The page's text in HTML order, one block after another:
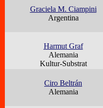
Graciela M. Ciampini
Argentina
Harmut Graf
Alemania
Kultur-Substrat
Ciro Beltrán
Alemania